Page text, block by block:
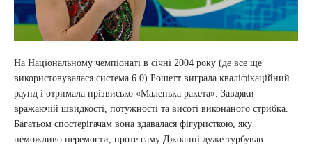
На Національному чемпіонаті в січні 2004 року (де все ще
використовувалася система 6.0) Рошетт виграла кваліфікаційний
раунд і отримала прізвисько «Маленька ракета». Завдяки
вражаючій швидкості, потужності та висоті виконаного стрибка.
Багатьом спостерігачам вона здавалася фігуристкою, яку
неможливо перемогти, проте саму Джоанні дуже турбував